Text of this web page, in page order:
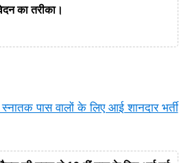
का तरीका।
पास वालों के लिए आई शानदार भर्ती